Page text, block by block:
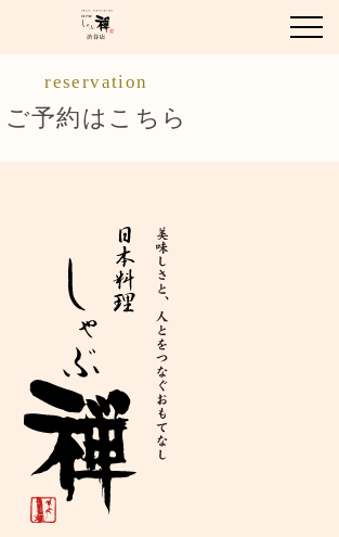
店舗情報
ご優待
ブランドトップ
ご予約はこちら
reservation
ご予約はこちら